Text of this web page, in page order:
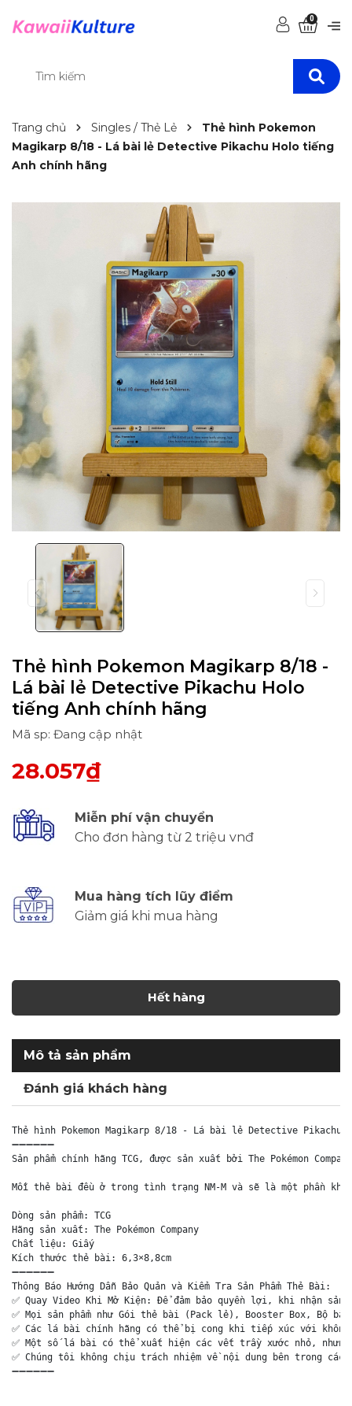
0
Trang chủ Singles / Thẻ Lẻ
Thẻ hình Pokemon
Magikarp 8/18 - Lá bài lẻ Detective Pikachu Holo tiếng
Anh chính hãng
Thẻ hình Pokemon Magikarp 8/18 -
Lá bài lẻ Detective Pikachu Holo
tiếng Anh chính hãng
Mã sp: Đang cập nhật
28.057₫
Miễn phí vận chuyển
Cho đơn hàng từ 2 triệu vnđ
Mua hàng tích lũy điểm
Giảm giá khi mua hàng
Hết hàng
Mô tả sản phẩm
Đánh giá khách hàng
Thẻ hình Pokemon Magikarp 8/18 - Lá bài lẻ Detective Pikachu
➖➖➖➖➖➖
Sản phẩm chính hãng TCG, được sản xuất bởi The Pokémon
Mỗi thẻ bài đều ở trong tình trạng NM-M và sẽ là một phần
Dòng sản phẩm: TCG
Hãng sản xuất: The Pokémon Company
Chất liệu: Giấy
Kích thước thẻ bài: 6,3×8,8cm
➖➖➖➖➖➖
Thông Báo Hướng Dẫn Bảo Quản và Kiểm Tra Sản Phẩm Thẻ Bài:
✅ Quay Video Khi Mở Kiện: Để đảm bảo quyền lợi, khi nhận
✅ Mọi sản phẩm như Gói thẻ bài (Pack lẻ), Booster Box, Bộ
✅ Các lá bài chính hãng có thể bị cong khi tiếp xúc với
✅ Một số lá bài có thể xuất hiện các vết trầy xước nhỏ,
✅ Chúng tôi không chịu trách nhiệm về nội dung bên trong
➖➖➖➖➖➖